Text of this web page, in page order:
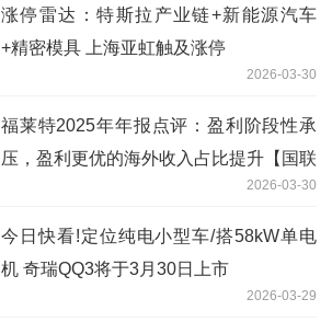
涨停雷达：特斯拉产业链+新能源汽车
+精密模具 上海亚虹触及涨停
2026-03-30
福莱特2025年年报点评：盈利阶段性承
压，盈利更优的海外收入占比提升【国联
2026-03-30
今日快看!定位纯电小型车/搭58kW单电
机 奇瑞QQ3将于3月30日上市
2026-03-29